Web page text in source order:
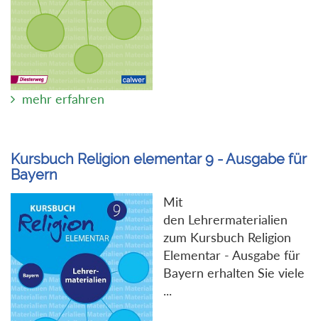
mehr erfahren
Kursbuch Religion elementar 9 - Ausgabe für
Bayern
Mit
den Lehrermaterialien
zum Kursbuch Religion
Elementar - Ausgabe für
Bayern erhalten Sie viele
...